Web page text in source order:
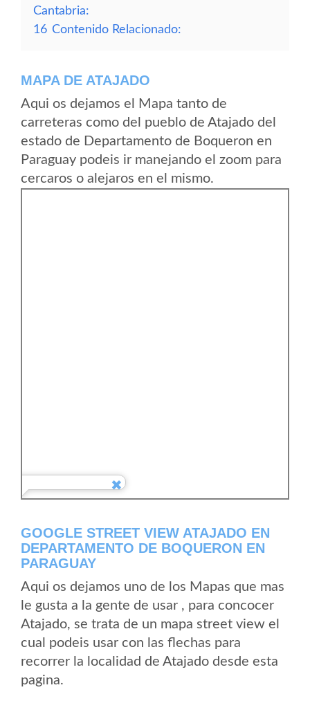
Cantabria:
16 Contenido Relacionado:
MAPA DE ATAJADO
Aqui os dejamos el Mapa tanto de
carreteras como del pueblo de Atajado del
estado de Departamento de Boqueron en
Paraguay podeis ir manejando el zoom para
cercaros o alejaros en el mismo.
GOOGLE STREET VIEW ATAJADO EN
DEPARTAMENTO DE BOQUERON EN
PARAGUAY
Aqui os dejamos uno de los Mapas que mas
le gusta a la gente de usar , para concocer
Atajado, se trata de un mapa street view el
cual podeis usar con las flechas para
recorrer la localidad de Atajado desde esta
pagina.